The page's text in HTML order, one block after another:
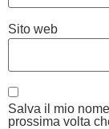
Sito web
Salva il mio
prossima volta